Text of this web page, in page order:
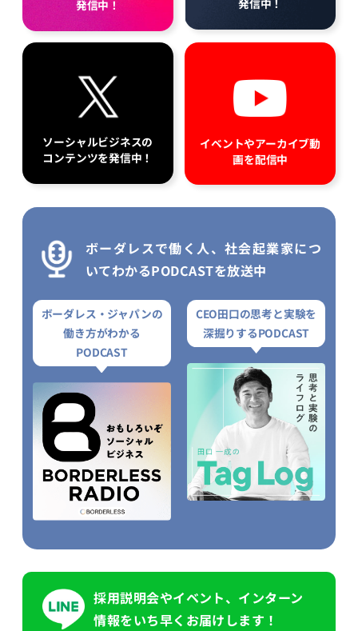
発信中！
ソーシャルビジネスの
コンテンツを発信中！
イベントやアーカイブ動
画を配信中
ボーダレスで働く人、社会起業家につ
いてわかるPODCASTを放送中
ボーダレス・ジャパンの
働き方がわかる
PODCAST
CEO田口の思考と実験を
深掘りするPODCAST
採用説明会やイベント、インターン
情報をいち早くお届けします！